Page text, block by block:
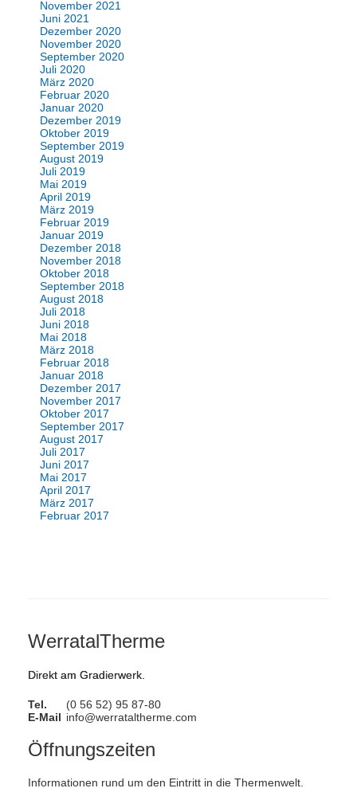
November 2021
Juni 2021
Dezember 2020
November 2020
September 2020
Juli 2020
März 2020
Februar 2020
Januar 2020
Dezember 2019
Oktober 2019
September 2019
August 2019
Juli 2019
Mai 2019
April 2019
März 2019
Februar 2019
Januar 2019
Dezember 2018
November 2018
Oktober 2018
September 2018
August 2018
Juli 2018
Juni 2018
Mai 2018
März 2018
Februar 2018
Januar 2018
Dezember 2017
November 2017
Oktober 2017
September 2017
August 2017
Juli 2017
Juni 2017
Mai 2017
April 2017
März 2017
Februar 2017
WerratalTherme
Direkt am Gradierwerk.
Tel.
(0 56 52) 95 87-80
E-Mail info@werrataltherme.com
Öffnungszeiten
Informationen rund um den Eintritt in die Thermenwelt.